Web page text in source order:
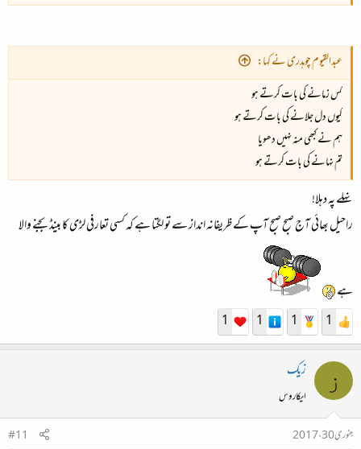
عبدالقیوم چوہدری نے کہا:
کس زمانے کی بات کرتے ہو
کیوں دل جلانے کی بات کرتے ہو
ہم نے کبھی منہ نہیں دھویا
تم نہانے کی بات کرتے ہو
نہلے پہ دہلا!
راحیل بھائی آج صبح صبح آپ کے ظریفانہ انداز سے تو لگتا ہے کہ کسی تعارفی لڑی کا بینڈ بجنے والا
ہے
1
1
1
1
ز زیک
ایکاروس
جنوری 30، 2017
#11